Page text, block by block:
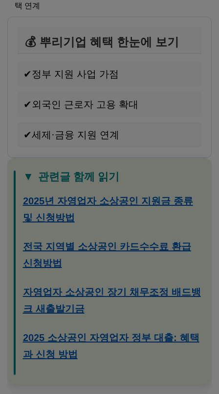
택 연계
💰 뿌리기업 혜택 한눈에 보기
✔정부 지원 사업 가점
✔외국인 근로자 고용 확대
✔세제·금융 지원 연계
▼ 관련글 함께 읽기
2025년 자영업자 소상공인 지원금 종류
및 신청방법
전국 지역별 소상공인 카드수수료 환급
신청방법
자영업자 소상공인 장기 채무조정 배드뱅
크 새출발기금
2025 소상공인 자영업자 정부 대출: 혜택
과 신청 방법